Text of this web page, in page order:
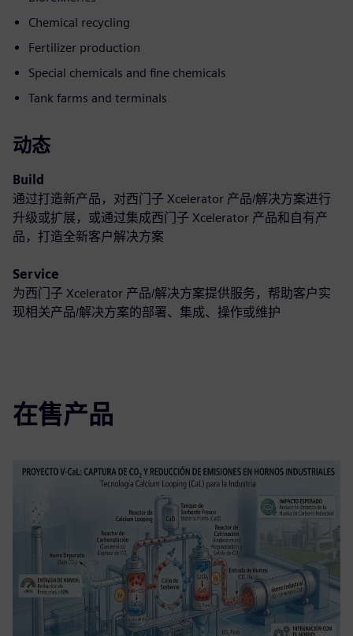
Chemical recycling
Fertilizer production
Special chemicals and fine chemicals
Tank farms and terminals
动态
Build
通过打造新产品，对西门子 Xcelerator 产品/解决方案进行
升级或扩展，或通过集成西门子 Xcelerator 产品和自有产
品，打造全新客户解决方案
Service
为西门子 Xcelerator 产品/解决方案提供服务，帮助客户实
现相关产品/解决方案的部署、集成、操作或维护
在售产品